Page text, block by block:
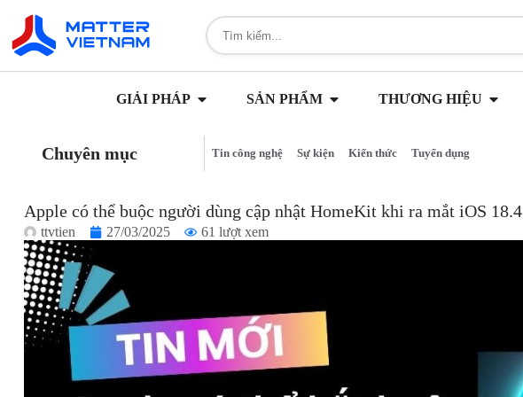
GIẢI PHÁP SẢN PHẨM THƯƠNG HIỆU
Chuyên mục Tin công nghệ Sự kiện Kiến thức Tuyển dụng
Apple có thể buộc người dùng cập nhật HomeKit khi ra mắt iOS 18.4
ttvtien 27/03/2025 61 lượt xem